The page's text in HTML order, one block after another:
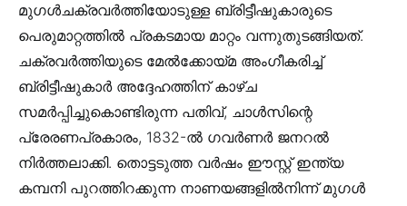
മുഗൾചക്രവർത്തിയോടുള്ള ബ്രിട്ടീഷുകാരുടെ
പെരുമാറ്റത്തിൽ പ്രകടമായ മാറ്റം വന്നുതുടങ്ങിയത്.
ചക്രവർത്തിയുടെ മേൽക്കോയ്മ അംഗീകരിച്ച്
ബ്രിട്ടീഷുകാർ അദ്ദേഹത്തിന് കാഴ്ച
സമർപ്പിച്ചുകൊണ്ടിരുന്ന പതിവ്, ചാൾസിന്റെ
പ്രേരണപ്രകാരം, 1832-ൽ ഗവർണർ ജനറൽ
നിർത്തലാക്കി. തൊട്ടടുത്ത വർഷം ഈസ്റ്റ് ഇന്ത്യ
കമ്പനി പുറത്തിറക്കുന്ന നാണയങ്ങളിൽനിന്ന് മുഗൾ